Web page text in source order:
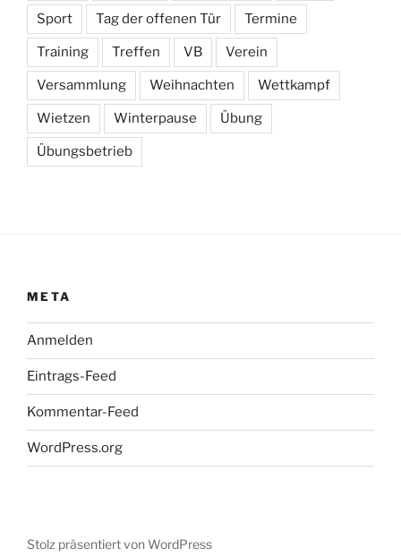
Sport Tag der offenen Tür Termine
Training Treffen VB Verein
Versammlung Weihnachten Wettkampf
Wietzen Winterpause Übung
Übungsbetrieb
META
Anmelden
Eintrags-Feed
Kommentar-Feed
WordPress.org
Stolz präsentiert von WordPress